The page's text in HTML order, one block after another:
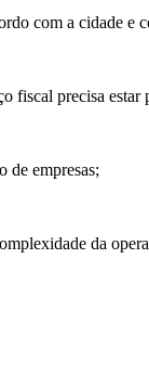
com a cidade e
fiscal precisa estar
de empresas;
da